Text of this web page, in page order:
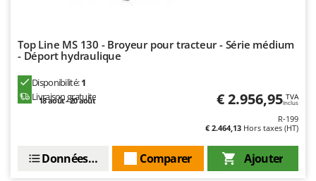
Unger
V
Verdemax
Vesco
Top Line MS 130 - Broyeur pour tracteur - Série médium
- Déport hydraulique
Disponibilité:1
Livraison gratuite
18 août - 20 août € 2.956,95 TVA
Inclus
R-199
€ 2.464,13 Hors taxes (HT)
Ajouter
Comparer
Données techniques